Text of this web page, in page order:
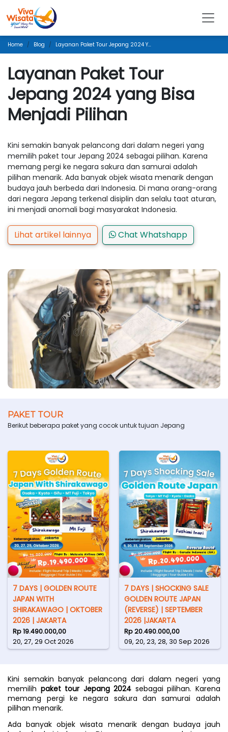
Home Blog Layanan Paket Tour Jepang 2024 Yang Bisa Menjadi Pilihan
Layanan Paket Tour
Jepang 2024 yang Bisa
Menjadi Pilihan
Kini semakin banyak pelancong dari dalam negeri yang
memilih paket tour Jepang 2024 sebagai pilihan. Karena
memang pergi ke negara sakura dan samurai adalah
pilihan menarik. Ada banyak objek wisata menarik dengan
budaya jauh berbeda dari Indonesia. Di mana orang-orang
dari negara Jepang terkenal disiplin dan selalu taat aturan,
ini menjadi anomali bagi masyarakat Indonesia.
Lihat artikel lainnya Chat Whatshapp
PAKET TOUR
Berikut beberapa paket yang cocok untuk tujuan Jepang
7 DAYS | GOLDEN ROUTE
JAPAN WITH
SHIRAKAWAGO | OKTOBER
2026 | JAKARTA
Rp 19.490.000,00
20, 27, 29 Oct 2026
7 DAYS | SHOCKING SALE
GOLDEN ROUTE JAPAN
(REVERSE) | SEPTEMBER
2026 |JAKARTA
Rp 20.490.000,00
09, 20, 23, 28, 30 Sep 2026
Kini semakin banyak pelancong dari dalam negeri yang
memilih paket tour Jepang 2024 sebagai pilihan. Karena
memang pergi ke negara sakura dan samurai adalah
pilihan menarik.
Ada banyak objek wisata menarik dengan budaya jauh